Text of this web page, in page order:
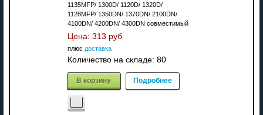
1135MFP/ 1300D/ 1120D/ 1320D/
1128MFP/ 1350DN/ 1370DN/ 2100DN/
4100DN/ 4200DN/ 4300DN совместимый
Цена: 313 руб
плюс доставка
Количество на складе: 80
В корзину Подробнее